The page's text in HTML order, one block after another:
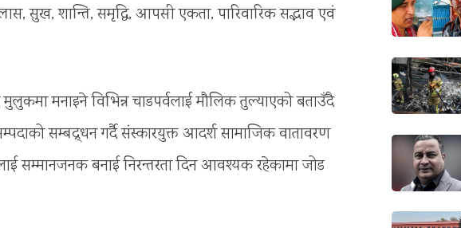
सुख, शान्ति, समृद्धि, आपसी एकता, पारिवारिक सद्भाव एवं
मनाइने विभिन्न चाडपर्वलाई मौलिक तुल्याएको बताउँदै
सम्बद्र्धन गर्दै संस्कारयुक्त आदर्श सामाजिक वातावरण
सम्मानजनक बनाई निरन्तरता दिन आवश्यक रहेकामा जोड